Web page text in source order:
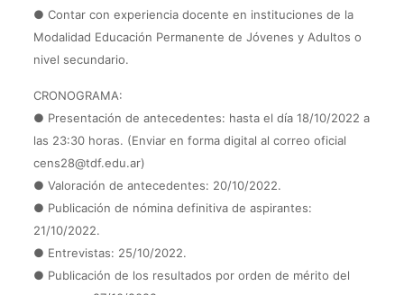
● Contar con experiencia docente en instituciones de la
Modalidad Educación Permanente de Jóvenes y Adultos o
nivel secundario.
CRONOGRAMA:
● Presentación de antecedentes: hasta el día 18/10/2022 a
las 23:30 horas. (Enviar en forma digital al correo oficial
cens28@tdf.edu.ar)
● Valoración de antecedentes: 20/10/2022.
● Publicación de nómina definitiva de aspirantes:
21/10/2022.
● Entrevistas: 25/10/2022.
● Publicación de los resultados por orden de mérito del